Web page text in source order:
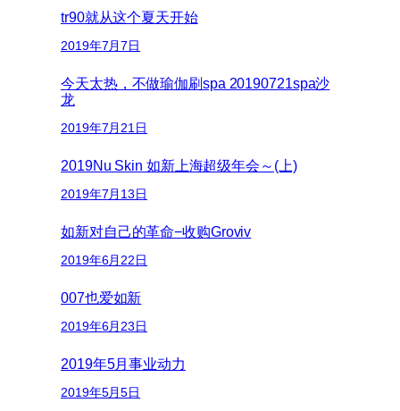
tr90就从这个夏天开始
2019年7月7日
今天太热，不做瑜伽刷spa 20190721spa沙
龙
2019年7月21日
2019Nu Skin 如新上海超级年会～(上)
2019年7月13日
如新对自己的革命−收购Groviv
2019年6月22日
007也爱如新
2019年6月23日
2019年5月事业动力
2019年5月5日